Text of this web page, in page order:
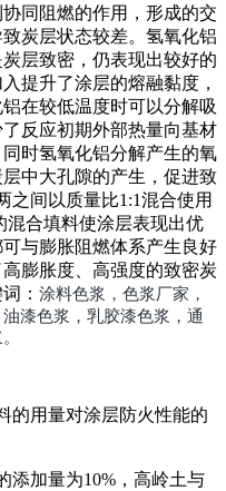
同阻燃的作用，形成的交
炭层状态较差。氢氧化铝
层致密，仍表现出较好的
提升了涂层的熔融黏度，
在较低温度时可以分解吸
反应初期外部热量向基材
时氢氧化铝分解产生的氧
中大孔隙的产生，促进致
之间以质量比1:1混合使用
混合填料使涂层表现出优
与膨胀阻燃体系产生良好
膨胀度、高强度的致密炭
： 涂料色浆，色浆厂家，
漆色浆，乳胶漆色浆，通
的用量对涂层防火性能的
添加量为10%，高岭土与